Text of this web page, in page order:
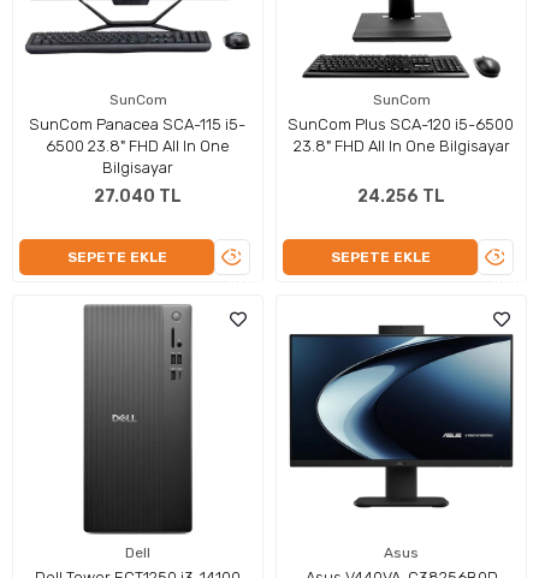
SunCom
SunCom Panacea SCA-115 i5-
6500 23.8" FHD All In One
Bilgisayar
27.040 TL
SEPETE EKLE
ÜRÜNÜ
SunCom
SunCom Plus SCA-120 i5-6500
23.8" FHD All In One Bilgisayar
24.256 TL
SEPETE EKLE
Dell Asus